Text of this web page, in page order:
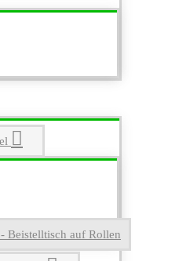
Beistelltisch auf Rollen